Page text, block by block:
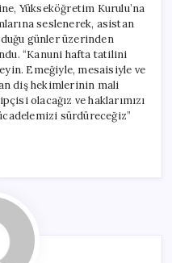
Yükseköğretim Kurulu’na
seslenerek, asistan
günler üzerinden
“Kanuni hafta tatilini
Emeğiyle, mesaisiyle ve
diş hekimlerinin mali
olacağız ve haklarımızı
sürdüreceğiz”